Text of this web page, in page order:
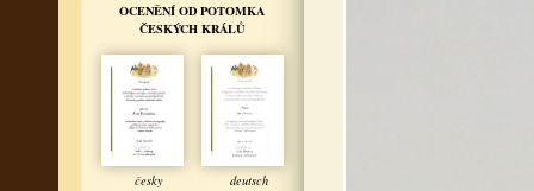
OCENĚNÍ OD POTOMKA
ČESKÝCH KRÁLŮ
česky deutsch